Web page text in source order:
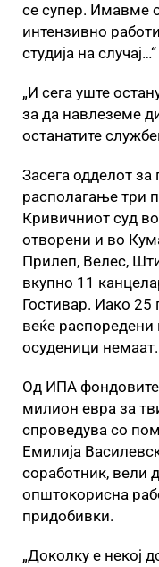
се супер. Имавме
интензивно
студија на случај…“
„И сега уште
за да навлеземе
останатите
Засега одделот
располагање три
Кривичниот суд
отворени и во
Прилеп, Велес,
вкупно 11
Гостивар. Иако
веќе распоредени
осуденици немаат.
Од ИПА фондовите
милион евра за
спроведува со
Емилија
соработник, вели
општокорисна
придобивки.
„Доколку е некој